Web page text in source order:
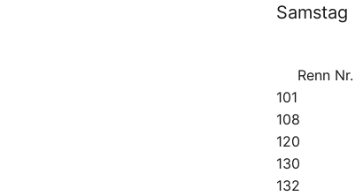
Samstag
Renn Nr.
101
108
120
130
132